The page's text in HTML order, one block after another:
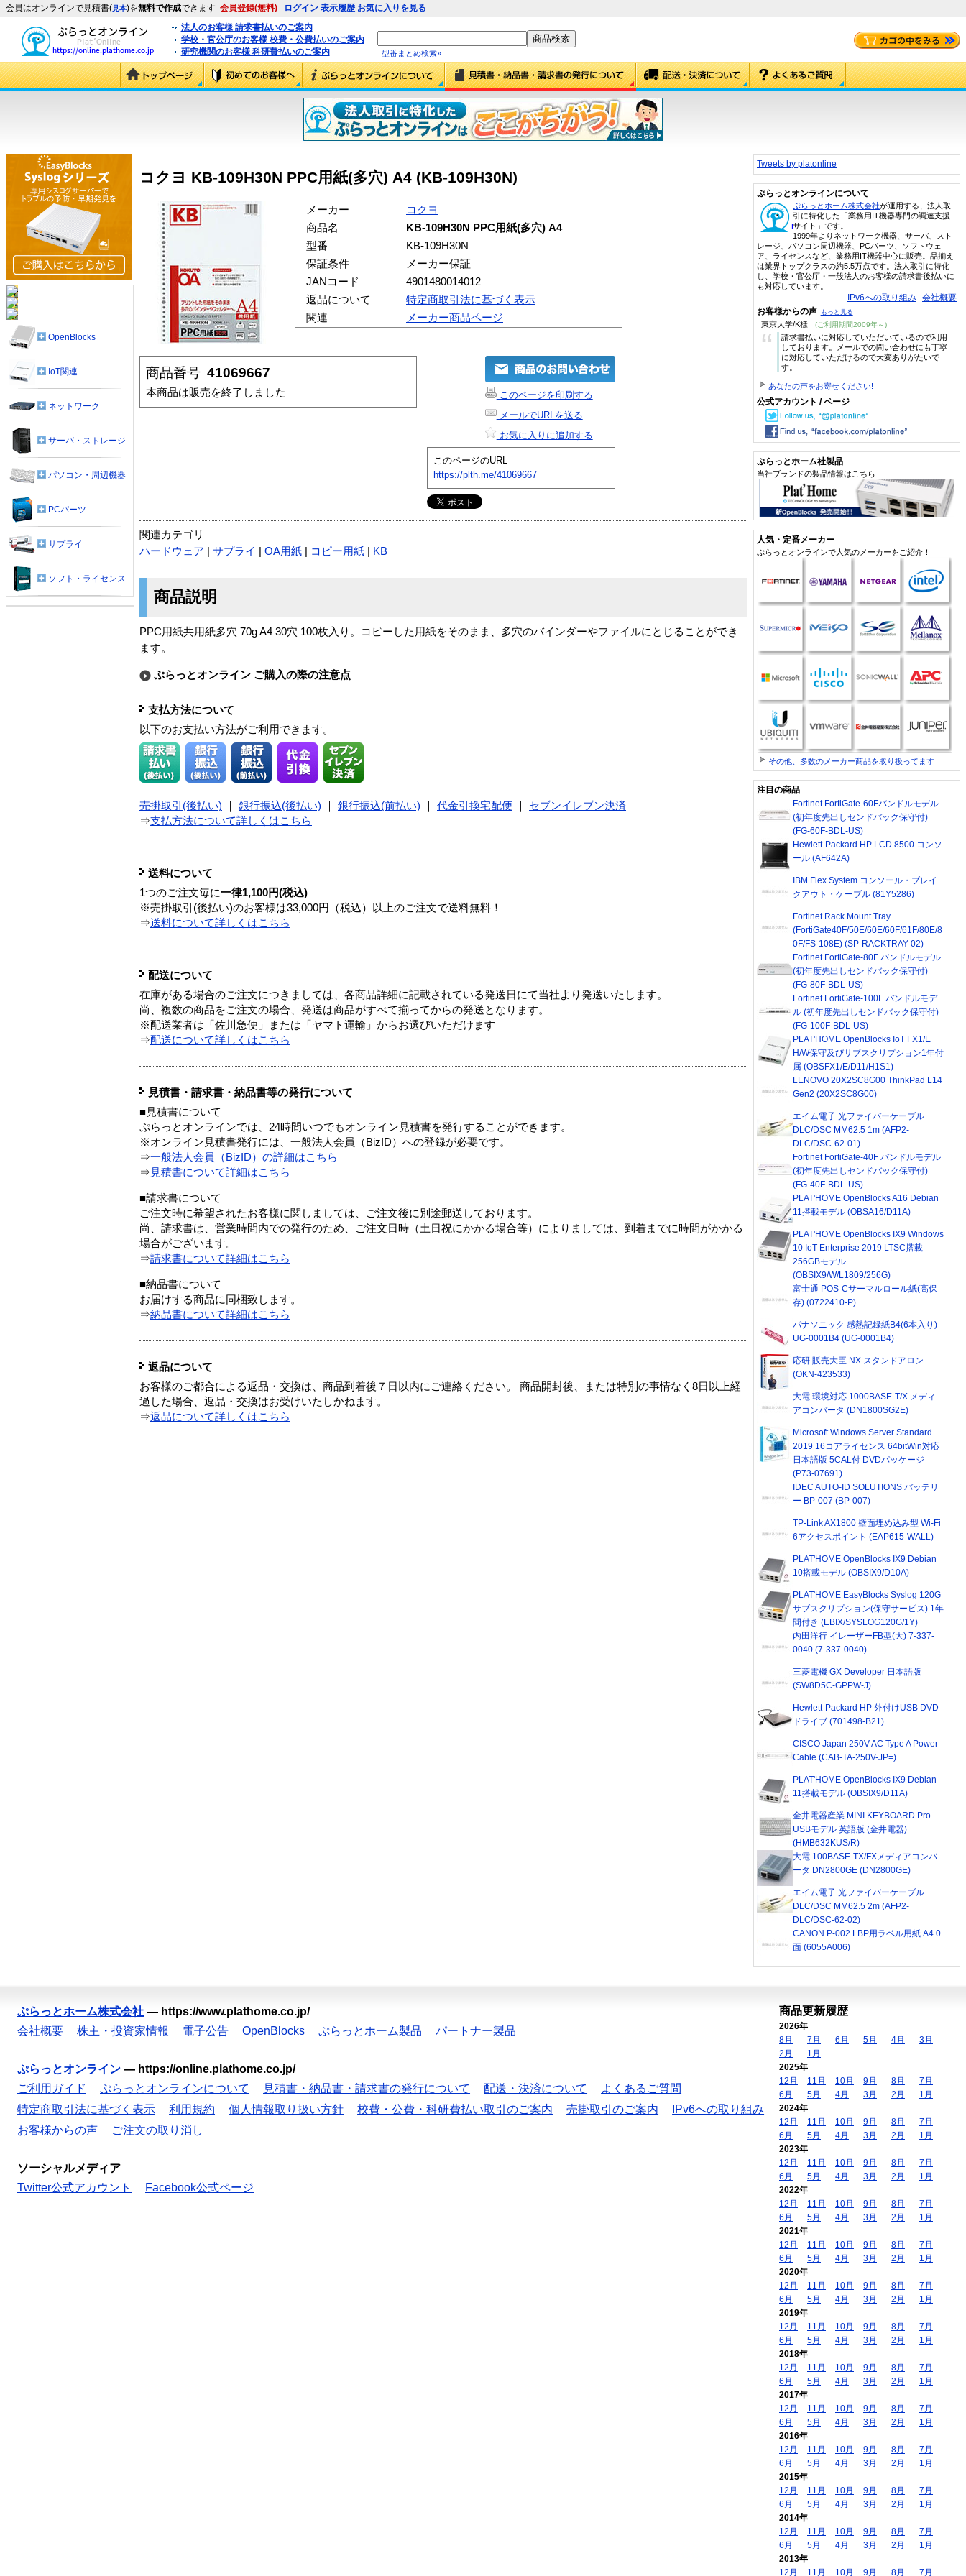
会員はオンラインで見積書(見本)を無料で作成できます 会員登録(無料) ログイン 表示履歴 お気に入りを見る
法人のお客様 請求書払いのご案内
学校・官公庁のお客様 校費・公費払いのご案内
研究機関のお客様 科研費払いのご案内
型番まとめ検索»
コクヨ KB-109H30N PPC用紙(多穴) A4 (KB-109H30N)
メーカー
コクヨ
商品名
KB-109H30N PPC用紙(多穴) A4
型番
KB-109H30N
保証条件
メーカー保証
JANコード
4901480014012
返品について
特定商取引法に基づく表示
関連
メーカー商品ページ
商品番号 41069667
本商品は販売を終了しました
このページを印刷する
メールでURLを送る
お気に入りに追加する
このページのURL
https://plth.me/41069667
関連カテゴリ
ハードウェア
サプライ OA用紙 コピー用紙 KB
商品説明
PPC用紙共用紙多穴 70g A4 30穴 100枚入り。コピーした用紙をそのまま、多穴のバインダーやファイルにとじることができ
ます。
ぷらっとオンライン ご購入の際の注意点
支払方法について
以下のお支払い方法がご利用できます。
売掛取引(後払い) 銀行振込(後払い) 銀行振込(前払い) 代金引換宅配便
セブンイレブン決済
⇒支払方法について詳しくはこちら
送料について
1つのご注文毎に一律1,100円(税込)
※売掛取引(後払い)のお客様は33,000円（税込）以上のご注文で送料無料！
⇒送料について詳しくはこちら
配送について
在庫がある場合のご注文につきましては、各商品詳細に記載されている発送日にて当社より発送いたします。
尚、複数の商品をご注文の場合、発送は商品がすべて揃ってからの発送となります。
※配送業者は「佐川急便」または「ヤマト運輸」からお選びいただけます
⇒配送について詳しくはこちら
見積書・請求書・納品書等の発行について
■見積書について
ぷらっとオンラインでは、24時間いつでもオンライン見積書を発行することができます。
※オンライン見積書発行には、一般法人会員（BizID）への登録が必要です。
⇒一般法人会員（BizID）の詳細はこちら
⇒ 見積書について詳細はこちら
■請求書について
ご注文時に希望されたお客様に関しましては、ご注文後に別途郵送しております。
尚、請求書は、営業時間内での発行のため、ご注文日時（土日祝にかかる場合等）によりましては、到着までに時間がかかる
場合がございます。
⇒請求書について詳細はこちら
■納品書について
お届けする商品に同梱致します。
⇒納品書について詳細はこちら
返品について
お客様のご都合による返品・交換は、商品到着後７日以内にご連絡ください。 商品開封後、または特別の事情なく8日以上経
過した場合、返品・交換はお受けいたしかねます。
⇒返品について詳しくはこちら
OpenBlocks
IoT関連
ネットワーク
サーバ・ストレージ
パソコン・周辺機器
PCパーツ
サプライ
ソフト・ライセンス
Tweets by platonline
ぷらっとオンラインについて
ぷらっとホーム株式会社が運用する、法人取
引に特化した「業務用IT機器専門の調達支援
サイト」です。
1999年よりネットワーク機器、サーバ、スト
レージ、パソコン周辺機器、PCパーツ、ソフトウェ
ア、ライセンスなど、業務用IT機器中心に販売。品揃え
は業界トップクラスの約5.5万点です。法人取引に特化
し、学校・官公庁・一般法人のお客様の請求書後払いに
も対応しています。
IPv6への取り組み 会社概要
お客様からの声 もっと見る
東京大学/K様 (ご利用期間2009年～)
“
請求書払いに対応していただいているので利用
しております。メールでの問い合わせにも丁寧
に対応していただけるので大変ありがたいで
す。
あなたの声をお寄せください!
公式アカウント / ページ
ぷらっとホーム社製品
当社ブランドの製品情報はこちら
人気・定番メーカー
ぷらっとオンラインで人気のメーカーをご紹介！
その他、多数のメーカー商品を取り扱ってます
注目の商品
Fortinet FortiGate-60Fバンドルモデル
(初年度先出しセンドバック保守付)
(FG-60F-BDL-US)
Hewlett-Packard HP LCD 8500 コンソ
ール (AF642A)
IBM Flex System コンソール・ブレイ
クアウト・ケーブル (81Y5286)
Fortinet Rack Mount Tray
(FortiGate40F/50E/60E/60F/61F/80E/8
0F/FS-108E) (SP-RACKTRAY-02)
Fortinet FortiGate-80F バンドルモデル
(初年度先出しセンドバック保守付)
(FG-80F-BDL-US)
Fortinet FortiGate-100F バンドルモデ
ル (初年度先出しセンドバック保守付)
(FG-100F-BDL-US)
PLAT'HOME OpenBlocks IoT FX1/E
H/W保守及びサブスクリプション1年付
属 (OBSFX1/E/D11/H1S1)
LENOVO 20X2SC8G00 ThinkPad L14
Gen2 (20X2SC8G00)
エイム電子 光ファイバーケーブル
DLC/DSC MM62.5 1m (AFP2-
DLC/DSC-62-01)
Fortinet FortiGate-40F バンドルモデル
(初年度先出しセンドバック保守付)
(FG-40F-BDL-US)
PLAT'HOME OpenBlocks A16 Debian
11搭載モデル (OBSA16/D11A)
PLAT'HOME OpenBlocks IX9 Windows
10 IoT Enterprise 2019 LTSC搭載
256GBモデル
(OBSIX9/W/L1809/256G)
富士通 POS-Cサーマルロール紙(高保
存) (0722410-P)
パナソニック 感熱記録紙B4(6本入り)
UG-0001B4 (UG-0001B4)
応研 販売大臣 NX スタンドアロン
(OKN-423533)
大電 環境対応 1000BASE-T/X メディ
アコンバータ (DN1800SG2E)
Microsoft Windows Server Standard
2019 16コアライセンス 64bitWin対応
日本語版 5CAL付 DVDパッケージ
(P73-07691)
IDEC AUTO-ID SOLUTIONS バッテリ
ー BP-007 (BP-007)
TP-Link AX1800 壁面埋め込み型 Wi-Fi
6アクセスポイント (EAP615-WALL)
PLAT'HOME OpenBlocks IX9 Debian
10搭載モデル (OBSIX9/D10A)
PLAT'HOME EasyBlocks Syslog 120G
サブスクリプション(保守サービス) 1年
間付き (EBIX/SYSLOG120G/1Y)
内田洋行 イレーザーFB型(大) 7-337-
0040 (7-337-0040)
三菱電機 GX Developer 日本語版
(SW8D5C-GPPW-J)
Hewlett-Packard HP 外付けUSB DVD
ドライブ (701498-B21)
CISCO Japan 250V AC Type A Power
Cable (CAB-TA-250V-JP=)
PLAT'HOME OpenBlocks IX9 Debian
11搭載モデル (OBSIX9/D11A)
金井電器産業 MINI KEYBOARD Pro
USBモデル 英語版 (金井電器)
(HMB632KUS/R)
大電 100BASE-TX/FXメディアコンバ
ータ DN2800GE (DN2800GE)
エイム電子 光ファイバーケーブル
DLC/DSC MM62.5 2m (AFP2-
DLC/DSC-62-02)
CANON P-002 LBP用ラベル用紙 A4 0
面 (6055A006)
ぷらっとホーム株式会社 — https://www.plathome.co.jp/
会社概要
株主・投資家情報 電子公告 OpenBlocks ぷらっとホーム製品 パートナー製品
ぷらっとオンライン — https://online.plathome.co.jp/
ご利用ガイド
ぷらっとオンラインについて 見積書・納品書・請求書の発行について 配送・決済について
よくあるご質問
特定商取引法に基づく表示
利用規約 個人情報取り扱い方針 校費・公費・科研費払い取引のご案内 売掛取引のご案内
IPv6への取り組み
お客様からの声
ご注文の取り消し
ソーシャルメディア
Twitter公式アカウント
Facebook公式ページ
商品更新履歴
2026年
8月
7月 6月 5月 4月
3月
2月
1月
2025年
12月
11月 10月 9月 8月
7月
6月
5月 4月 3月 2月
1月
2024年
12月
11月 10月 9月 8月
7月
6月
5月 4月 3月 2月
1月
2023年
12月
11月 10月 9月 8月
7月
6月
5月 4月 3月 2月
1月
2022年
12月
11月 10月 9月 8月
7月
6月
5月 4月 3月 2月
1月
2021年
12月
11月 10月 9月 8月
7月
6月
5月 4月 3月 2月
1月
2020年
12月
11月 10月 9月 8月
7月
6月
5月 4月 3月 2月
1月
2019年
12月
11月 10月 9月 8月
7月
6月
5月 4月 3月 2月
1月
2018年
12月
11月 10月 9月 8月
7月
6月
5月 4月 3月 2月
1月
2017年
12月
11月 10月 9月 8月
7月
6月
5月 4月 3月 2月
1月
2016年
12月
11月 10月 9月 8月
7月
6月
5月 4月 3月 2月
1月
2015年
12月
11月 10月 9月 8月
7月
6月
5月 4月 3月 2月
1月
2014年
12月
11月 10月 9月 8月
7月
6月
5月 4月 3月 2月
1月
2013年
12月
11月 10月 9月 8月 7月